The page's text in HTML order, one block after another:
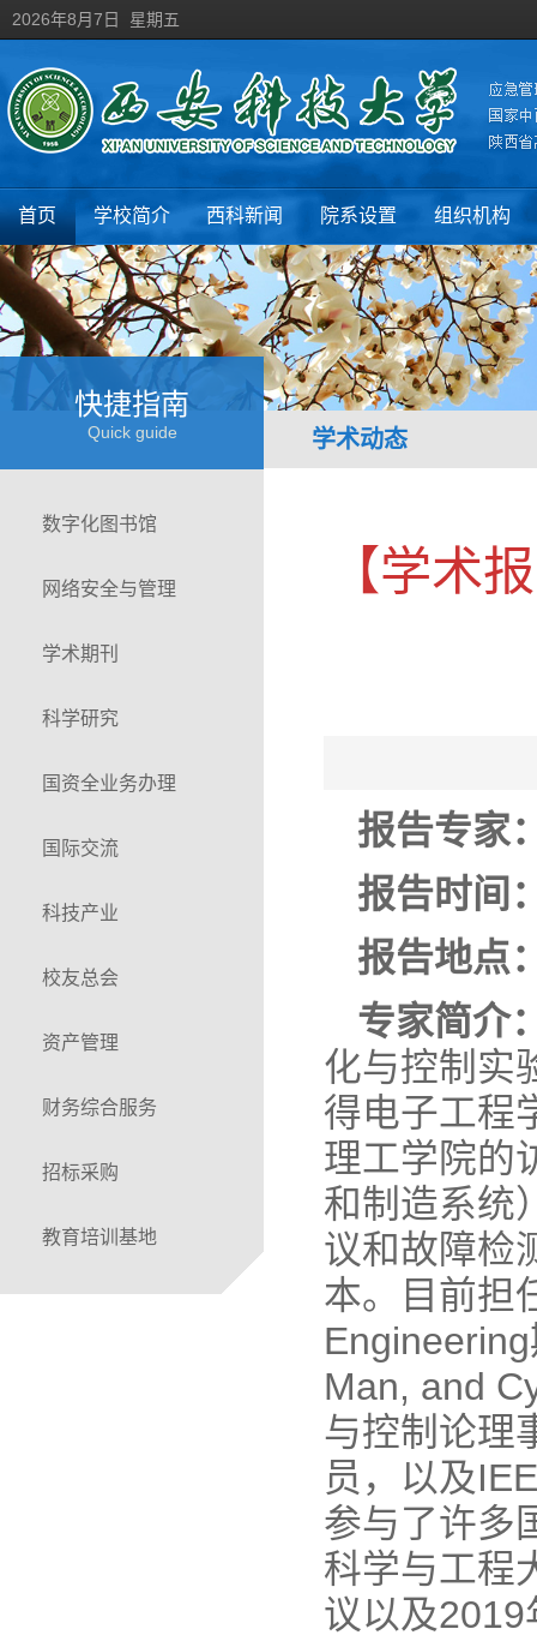
2026年8月7日 星期五
首页 学校简介 西科新闻 院系设置 组织机构
快捷指南
Quick guide 学术动态
数字化图书馆
网络安全与管理
学术期刊
科学研究
国资全业务办理
国际交流
科技产业
校友总会
资产管理
财务综合服务
招标采购
教育培训基地
【学术
报告专家
报告时间
报告地点
专家简介
化与控制实
得电子工程
理工学院的
和制造系统
议和故障检
本。目前担
Man, and
与控制论理
员，以及
参与了许多
科学与工程
议以及